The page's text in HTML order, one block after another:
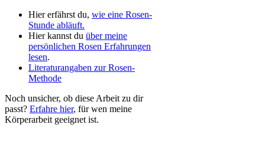
Hier erfährst du, wie eine Rosen-
Stunde abläuft.
Hier kannst du über meine
persönlichen Rosen Erfahrungen
lesen.
Literaturangaben zur Rosen-
Methode
Noch unsicher, ob diese Arbeit zu dir
passt? Erfahre hier, für wen meine
Körperarbeit geeignet ist.